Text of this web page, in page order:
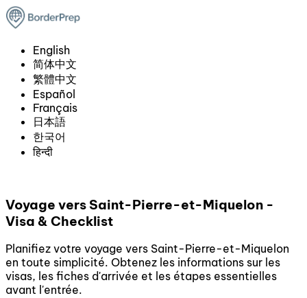
English
简体中文
繁體中文
Español
Français
日本語
한국어
हिन्दी
Voyage vers Saint-Pierre-et-Miquelon -
Visa & Checklist
Planifiez votre voyage vers Saint-Pierre-et-Miquelon
en toute simplicité. Obtenez les informations sur les
visas, les fiches d'arrivée et les étapes essentielles
avant l'entrée.